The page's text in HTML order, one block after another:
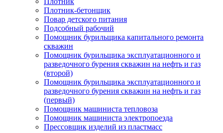
Плотник-бетонщик
Повар детского питания
Подсобный рабочий
Помощник бурильщика капитального ремонта
скважин
Помощник бурильщика эксплуатационного и
разведочного бурения скважин на нефть и газ
(второй)
Помощник бурильщика эксплуатационного и
разведочного бурения скважин на нефть и газ
(первый)
Помощник машиниста тепловоза
Помощник машиниста электропоезда
Прессовщик изделий из пластмасс